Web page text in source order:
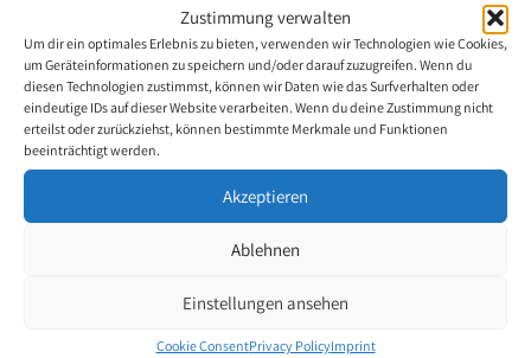
Zustimmung verwalten
Um dir ein optimales Erlebnis zu bieten, verwenden wir Technologien wie Cookies,
um Geräteinformationen zu speichern und/oder darauf zuzugreifen. Wenn du
diesen Technologien zustimmst, können wir Daten wie das Surfverhalten oder
eindeutige IDs auf dieser Website verarbeiten. Wenn du deine Zustimmung nicht
erteilst oder zurückziehst, können bestimmte Merkmale und Funktionen
beeinträchtigt werden.
Akzeptieren
Ablehnen
Einstellungen ansehen
Cookie ConsentPrivacy PolicyImprint
Back to the artists overview